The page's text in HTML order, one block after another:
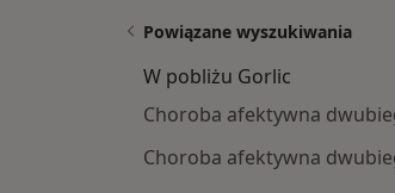
Powiązane wyszukiwania
W pobliżu Gorlic
Choroba afektywna
Choroba afektywna